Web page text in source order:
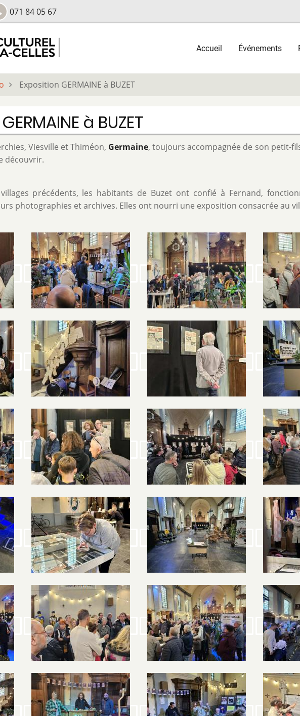
071 84 05 67
Main
navigation
Accueil Événements
Exposition GERMAINE à BUZET
à BUZET
Viesville et Thiméon, Germaine, toujours accompagnée de son petit-
découvrir.
précédents, les habitants de Buzet ont confié à Fernand,
photographies et archives. Elles ont nourri une exposition consacrée au
Image Image Image
Image Image Image
Image Image Image
Image Image Image
Image Image Image
Image Image Image